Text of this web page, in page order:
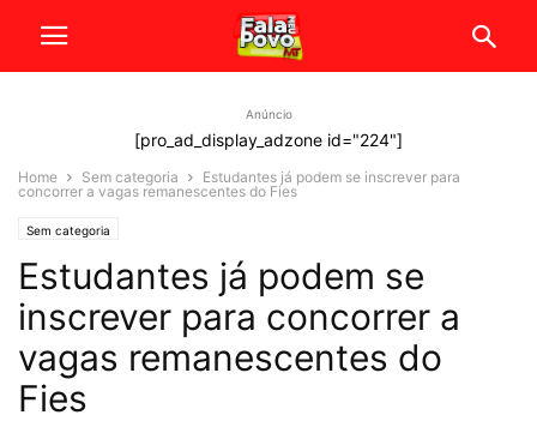
Anúncio
[pro_ad_display_adzone id="224"]
Home Sem categoria
Estudantes já podem se inscrever para
concorrer a vagas remanescentes do Fies
Sem categoria
Estudantes já podem se
inscrever para concorrer a
vagas remanescentes do
Fies